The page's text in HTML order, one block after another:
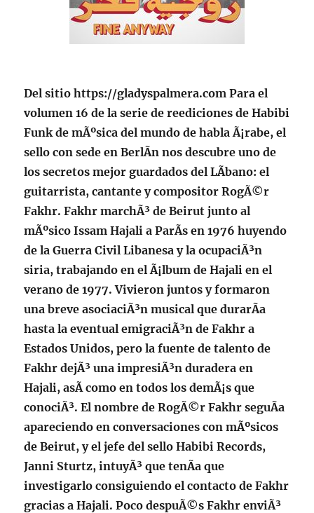
Del sitio https://gladyspalmera.com Para el
volumen 16 de la serie de reediciones de Habibi
Funk de mÃºsica del mundo de habla Ã¡rabe, el
sello con sede en BerlÃ­n nos descubre uno de
los secretos mejor guardados del LÃ­bano: el
guitarrista, cantante y compositor RogÃ©r
Fakhr. Fakhr marchÃ³ de Beirut junto al
mÃºsico Issam Hajali a ParÃ­s en 1976 huyendo
de la Guerra Civil Libanesa y la ocupaciÃ³n
siria, trabajando en el Ã¡lbum de Hajali en el
verano de 1977. Vivieron juntos y formaron
una breve asociaciÃ³n musical que durarÃ­a
hasta la eventual emigraciÃ³n de Fakhr a
Estados Unidos, pero la fuente de talento de
Fakhr dejÃ³ una impresiÃ³n duradera en
Hajali, asÃ­ como en todos los demÃ¡s que
conociÃ³. El nombre de RogÃ©r Fakhr seguÃ­a
apareciendo en conversaciones con mÃºsicos
de Beirut, y el jefe del sello Habibi Records,
Janni Sturtz, intuyÃ³ que tenÃ­a que
investigarlo consiguiendo el contacto de Fakhr
gracias a Hajali. Poco despuÃ©s Fakhr enviÃ³